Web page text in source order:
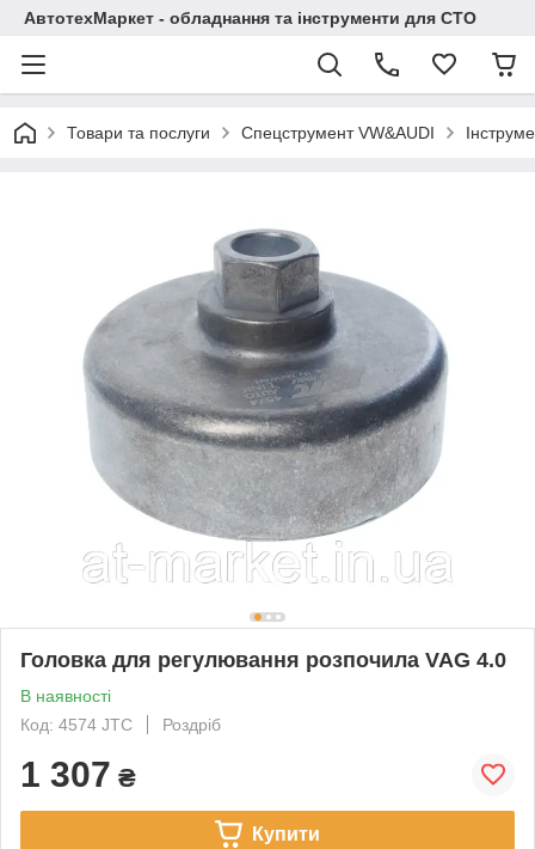
АвтотехМаркет - обладнання та інструменти для СТО
Товари та послуги Спецструмент VW&AUDI
Головка для регулювання розпочила VAG 4.0
В наявності
Код: 4574 JTC
Роздріб
1 307 ₴
Купити